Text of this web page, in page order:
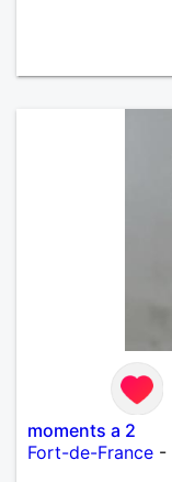
moments a 2
Fort-de-France -